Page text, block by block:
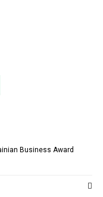
Business Award